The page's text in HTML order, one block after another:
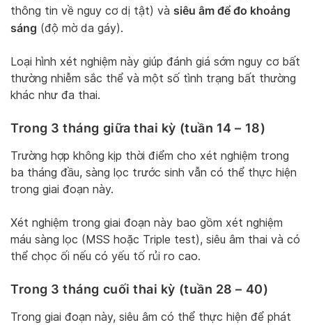
thông tin về nguy cơ dị tật) và siêu âm để đo khoảng
sáng (độ mờ da gáy).
Loại hình xét nghiệm này giúp đánh giá sớm nguy cơ bất
thường nhiễm sắc thể và một số tình trạng bất thường
khác như đa thai.
Trong 3 tháng giữa thai kỳ (tuần 14 – 18)
Trường hợp không kịp thời điểm cho xét nghiệm trong
ba tháng đầu, sàng lọc trước sinh vẫn có thể thực hiện
trong giai đoạn này.
Xét nghiệm trong giai đoạn này bao gồm xét nghiệm
máu sàng lọc (MSS hoặc Triple test), siêu âm thai và có
thể chọc ối nếu có yếu tố rủi ro cao.
Trong 3 tháng cuối thai kỳ (tuần 28 – 40)
Trong giai đoạn này, siêu âm có thể thực hiện để phát